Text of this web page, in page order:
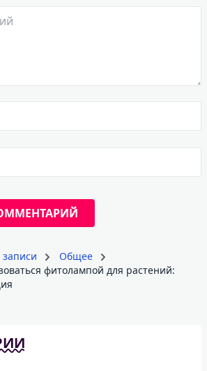
записи
Общее
фитолампой для растений: